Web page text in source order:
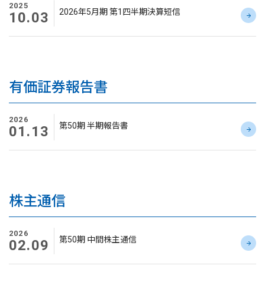
2025
10.03 2026年5月期 第1四半期決算短信
有価証券報告書
2026
01.13 第50期 半期報告書
株主通信
2026
02.09 第50期 中間株主通信